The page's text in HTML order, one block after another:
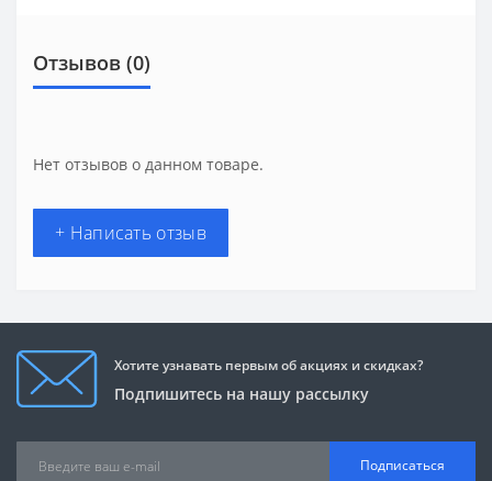
Отзывов (0)
Нет отзывов о данном товаре.
+ Написать отзыв
Хотите узнавать первым об акциях и скидках?
Подпишитесь на нашу рассылку
Подписаться